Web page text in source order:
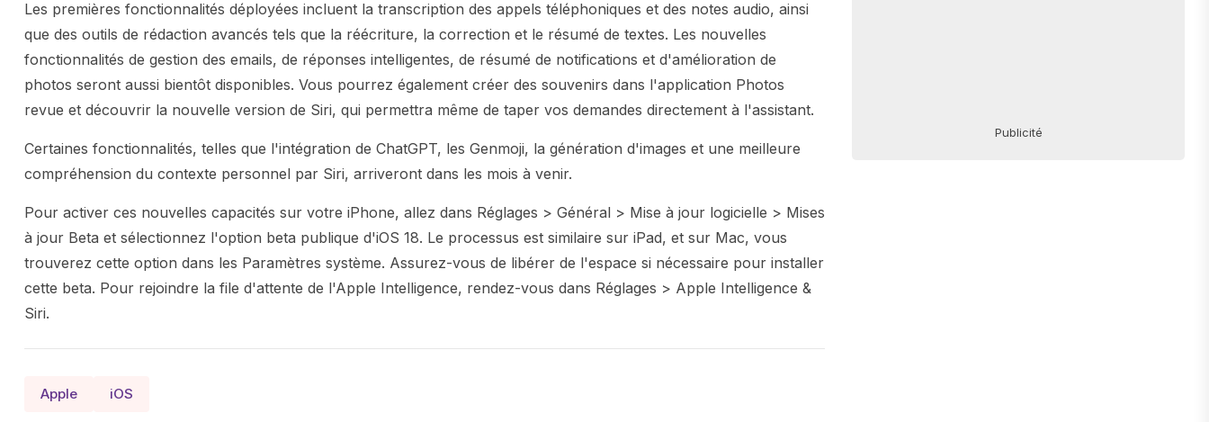
Les premières fonctionnalités déployées incluent la transcription des appels téléphoniques et des notes audio, ainsi
que des outils de rédaction avancés tels que la réécriture, la correction et le résumé de textes. Les nouvelles
fonctionnalités de gestion des emails, de réponses intelligentes, de résumé de notifications et d'amélioration de
photos seront aussi bientôt disponibles. Vous pourrez également créer des souvenirs dans l'application Photos
revue et découvrir la nouvelle version de Siri, qui permettra même de taper vos demandes directement à l'assistant.
Certaines fonctionnalités, telles que l'intégration de ChatGPT, les Genmoji, la génération d'images et une meilleure
compréhension du contexte personnel par Siri, arriveront dans les mois à venir.
Pour activer ces nouvelles capacités sur votre iPhone, allez dans Réglages > Général > Mise à jour logicielle > Mises
à jour Beta et sélectionnez l'option beta publique d'iOS 18. Le processus est similaire sur iPad, et sur Mac, vous
trouverez cette option dans les Paramètres système. Assurez-vous de libérer de l'espace si nécessaire pour installer
cette beta. Pour rejoindre la file d'attente de l'Apple Intelligence, rendez-vous dans Réglages > Apple Intelligence &
Siri.
Apple iOS
Publicité